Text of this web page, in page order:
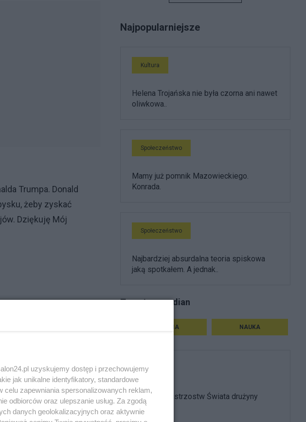
Trumpa. Donald
żeby zyskać
Dziękuję Mój
Najpopularniejsze
Kultura
Helena Trojańska nie była czorna ani nawet
oliwkowa..
Społeczeństwo
Mamy już pomnik Mazowieckiego.
Konrada.
Społeczeństwo
Najbardziej absurdalna teoria spiskowa
jaką spotkałem. A jednak..
Tematy qwardian
HISTORIA NAUKA
Sport
Usunąć z Mistrzostw Świata drużyny
kolonialne..
uzyskujemy dostęp i przechowujemy
jak unikalne identyfikatory, standardowe
celu zapewniania spersonalizowanych reklam,
odbiorców oraz ulepszanie usług. Za zgodą
danych geolokalizacyjnych oraz aktywnie